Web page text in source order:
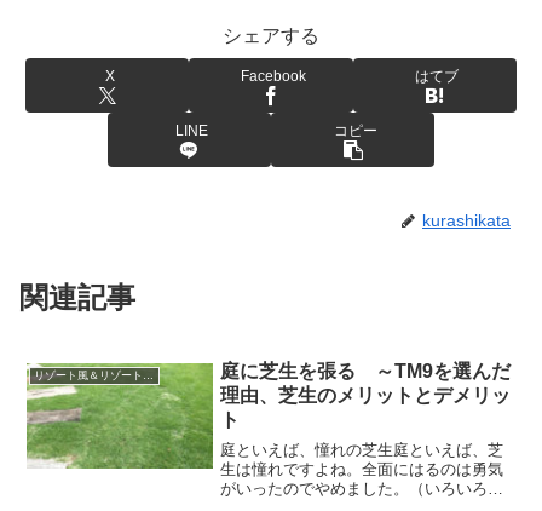
シェアする
X Facebook はてブ
LINE コピー
kurashikata
関連記事
庭に芝生を張る ～TM9を選んだ
理由、芝生のメリットとデメリッ
ト
庭といえば、憧れの芝生庭といえば、芝
生は憧れですよね。全面にはるのは勇気
がいったのでやめました。（いろいろな